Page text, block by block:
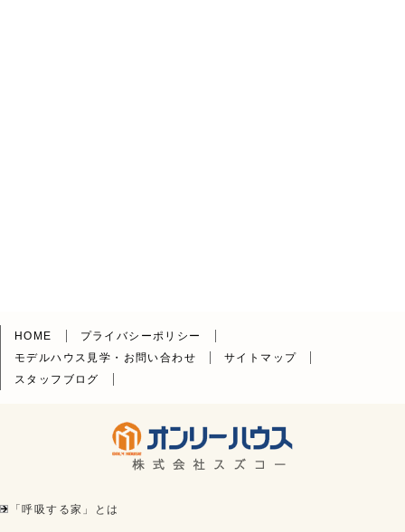
HOME
プライバシーポリシー
モデルハウス見学・お問い合わせ
サイトマップ
スタッフブログ
「呼吸する家」とは